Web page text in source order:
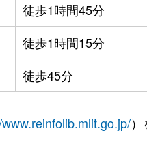
徒歩1時間45分
徒歩1時間15分
徒歩45分
）